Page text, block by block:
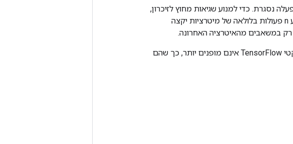
נסגרת. כדי למנוע שגיאות מחוץ לזיכרון,
מומלץ גם לנקות את המשאבים הללו במהלך הפגישה. לדוגמה, ביצוע n פעולות בלולאה של מיטרציות יקצה
בדרכים שונות כאשר אובייקטי TensorFlow אינם מופנים יותר, כך שהם